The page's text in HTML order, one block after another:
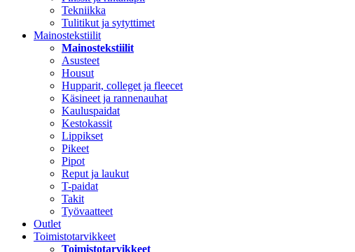
Tekniikka
Tulitikut ja sytyttimet
Mainostekstiilit
Mainostekstiilit
Asusteet
Housut
Hupparit, colleget ja fleecet
Käsineet ja rannenauhat
Kauluspaidat
Kestokassit
Lippikset
Pikeet
Pipot
Reput ja laukut
T-paidat
Takit
Työvaatteet
Outlet
Toimistotarvikkeet
Toimistotarvikkeet